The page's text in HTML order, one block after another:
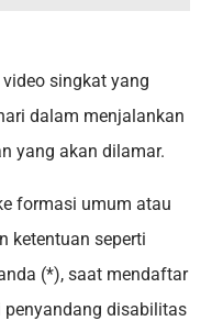
singkat yang
dalam menjalankan
yang akan dilamar.
formasi umum atau
ketentuan seperti
(*), saat mendaftar
disabilitas